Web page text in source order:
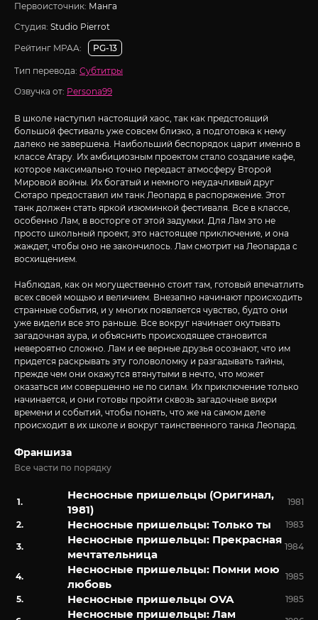
Первоисточник: Манга
Студия: Studio Pierrot
Рейтинг MPAA:
PG-13
Тип перевода: Субтитры
Озвучка от: Persona99
В школе наступил настоящий хаос, так как предстоящий
большой фестиваль уже совсем близко, а подготовка к нему
далеко не завершена. Наибольший беспорядок царит именно в
классе Атару. Их амбициозным проектом стало создание кафе,
которое максимально точно передаст атмосферу Второй
Мировой войны. Их богатый и немного неудачливый друг
Сютаро предоставил им танк Леопард в распоряжение. Этот
танк должен стать яркой изюминкой фестиваля. Все в классе,
особенно Лам, в восторге от этой задумки. Для Лам это не
просто школьный проект, это настоящее приключение, и она
жаждет, чтобы оно не закончилось. Лам смотрит на Леопарда с
восхищением.
Наблюдая, как он могущественно стоит там, готовый впечатлить
всех своей мощью и величием. Внезапно начинают происходить
странные события, и у многих появляется чувство, будто они
уже видели все это раньше. Все вокруг начинает окутывать
загадочная аура, и объяснить происходящее становится
невероятно сложно. Лам и ее верные друзья осознают, что им
придется раскрывать эту головоломку и разгадывать тайны,
прежде чем они окажутся втянутыми в нечто, что может
оказаться им совершенно не по силам. Их приключение только
начинается, и они готовы пройти сквозь загадочные вихри
времени и событий, чтобы понять, что же на самом деле
происходит в их школе и вокруг таинственного танка Леопард.
Франшиза
Все части по порядку
Несносные пришельцы (Оригинал,
1981)
1981
Несносные пришельцы: Только ты 1983
Несносные пришельцы: Прекрасная
мечтательница
1984
Несносные пришельцы: Помни мою
любовь
1985
Несносные пришельцы OVA 1985
Несносные пришельцы: Лам